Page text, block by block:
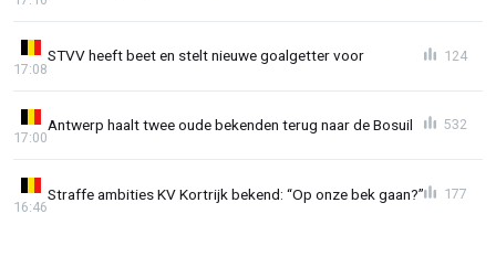
STVV heeft beet en stelt nieuwe goalgetter voor
17:08
124
Antwerp haalt twee oude bekenden terug naar de Bosuil
17:00
532
Straffe ambities KV Kortrijk bekend: “Op onze bek gaan?”
16:46
177